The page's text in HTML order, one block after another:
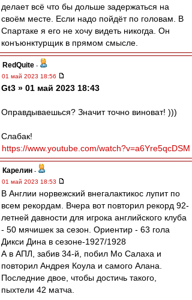
делает всё что бы дольше задержаться на
своём месте. Если надо пойдёт по головам. В
Спартаке я его не хочу видеть никогда. Он
конъюнктурщик в прямом смысле.
RedQuite -
01 май 2023 18:56
Gt3 » 01 май 2023 18:43
Оправдываешься? Значит точно виноват! )))
Слабак!
https://www.youtube.com/watch?v=a6Yre5qcDSM
Карелин -
01 май 2023 18:53
В Англии норвежский внегалактикос лупит по
всем рекордам. Вчера вот повторил рекорд 92-
летней давности для игрока английского клуба
- 50 мячишек за сезон. Ориентир - 63 гола
Дикси Дина в сезоне-1927/1928
А в АПЛ, забив 34-й, побил Мо Салаха и
повторил Андрея Коула и самого Алана.
Последние двое, чтобы достичь такого,
пыхтели 42 матча.